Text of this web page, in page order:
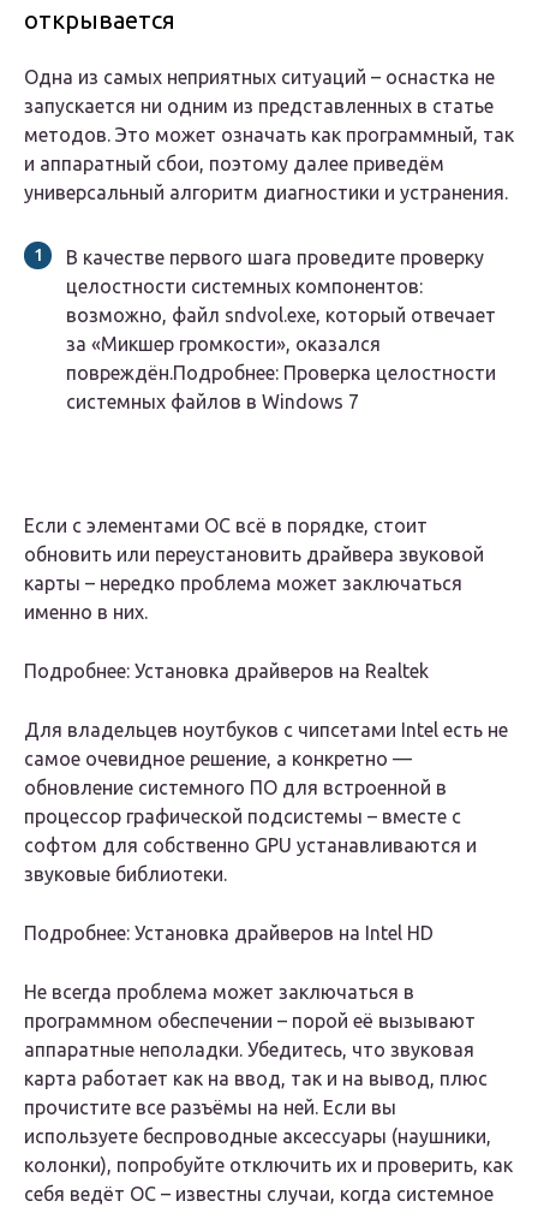
открывается
Одна из самых неприятных ситуаций – оснастка не
запускается ни одним из представленных в статье
методов. Это может означать как программный, так
и аппаратный сбои, поэтому далее приведём
универсальный алгоритм диагностики и устранения.
В качестве первого шага проведите проверку
целостности системных компонентов:
возможно, файл sndvol.exe, который отвечает
за «Микшер громкости», оказался
повреждён.Подробнее: Проверка целостности
системных файлов в Windows 7
Если с элементами ОС всё в порядке, стоит
обновить или переустановить драйвера звуковой
карты – нередко проблема может заключаться
именно в них.
Подробнее: Установка драйверов на Realtek
Для владельцев ноутбуков с чипсетами Intel есть не
самое очевидное решение, а конкретно —
обновление системного ПО для встроенной в
процессор графической подсистемы – вместе с
софтом для собственно GPU устанавливаются и
звуковые библиотеки.
Подробнее: Установка драйверов на Intel HD
Не всегда проблема может заключаться в
программном обеспечении – порой её вызывают
аппаратные неполадки. Убедитесь, что звуковая
карта работает как на ввод, так и на вывод, плюс
прочистите все разъёмы на ней. Если вы
используете беспроводные аксессуары (наушники,
колонки), попробуйте отключить их и проверить, как
себя ведёт ОС – известны случаи, когда системное